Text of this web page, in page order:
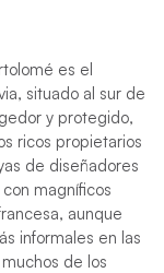
es el
situado al sur de
y protegido,
ricos propietarios
de diseñadores
magníficos
aunque
informales en las
de los